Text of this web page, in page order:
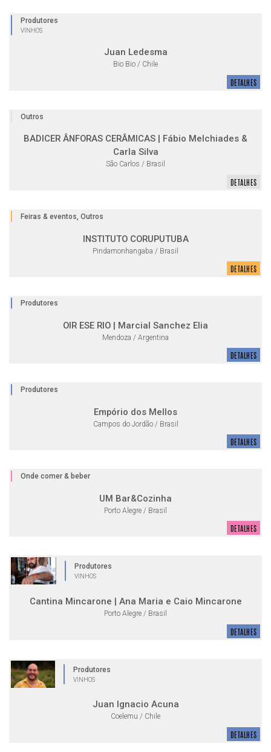
Produtores
VINHOS
Juan Ledesma
Bio Bio / Chile
DETALHES
Outros
BADICER ÂNFORAS CERÂMICAS | Fábio Melchiades &
Carla Silva
São Carlos / Brasil
DETALHES
Feiras & eventos, Outros
INSTITUTO CORUPUTUBA
Pindamonhangaba / Brasil
DETALHES
Produtores
OIR ESE RIO | Marcial Sanchez Elia
Mendoza / Argentina
DETALHES
Produtores
Empório dos Mellos
Campos do Jordão / Brasil
DETALHES
Onde comer & beber
UM Bar&Cozinha
Porto Alegre / Brasil
DETALHES
Produtores
VINHOS
Cantina Mincarone | Ana Maria e Caio Mincarone
Porto Alegre / Brasil
DETALHES
Produtores
VINHOS
Juan Ignacio Acuna
Coelemu / Chile
DETALHES